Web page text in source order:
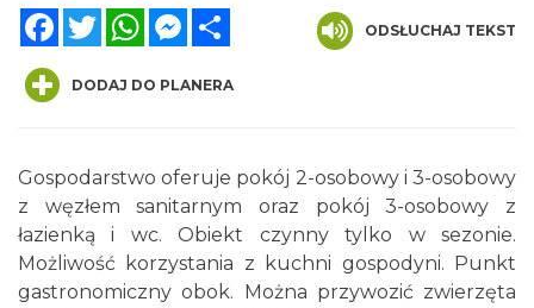
FacebookTwitterWhatsAppMessenger
ODSŁUCHAJ TEKST
DODAJ DO PLANERA
Gospodarstwo oferuje pokój 2-osobowy i 3-osobowy
z węzłem sanitarnym oraz pokój 3-osobowy z
łazienką i wc. Obiekt czynny tylko w sezonie.
Możliwość korzystania z kuchni gospodyni. Punkt
gastronomiczny obok. Można przywozić zwierzęta